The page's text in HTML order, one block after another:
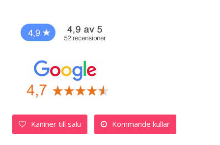
Kaniner till salu Kommande kullar